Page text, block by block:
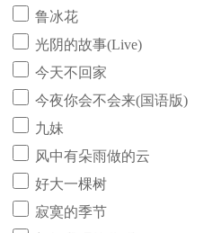
鲁冰花
光阴的故事(Live)
今天不回家
今夜你会不会来(国语版)
九妹
风中有朵雨做的云
好大一棵树
寂寞的季节